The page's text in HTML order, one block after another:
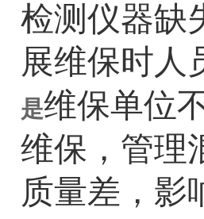
检测仪器缺
展维保时人
是维保单位
维保，管理
质量差，影